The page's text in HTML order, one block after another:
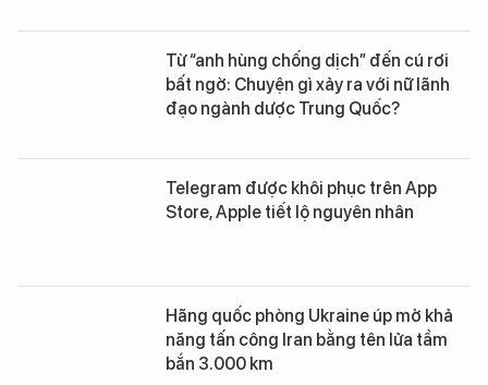
Từ “anh hùng chống dịch” đến cú rơi
bất ngờ: Chuyện gì xảy ra với nữ lãnh
đạo ngành dược Trung Quốc?
Telegram được khôi phục trên App
Store, Apple tiết lộ nguyên nhân
Hãng quốc phòng Ukraine úp mở khả
năng tấn công Iran bằng tên lửa tầm
bắn 3.000 km